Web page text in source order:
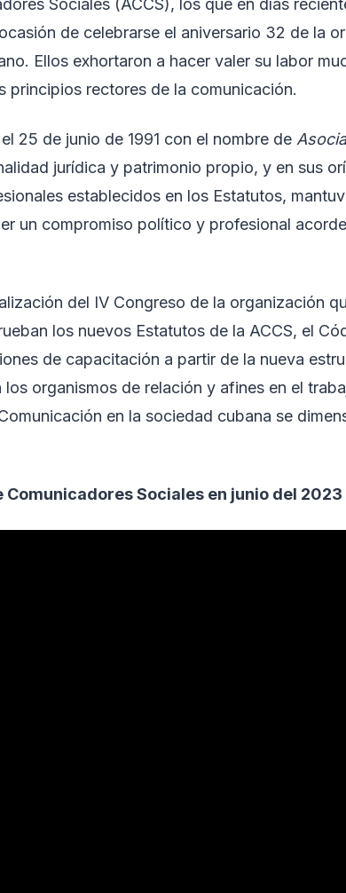
Sociales (ACCS), los que en días
de celebrarse el aniversario 32 de la
Ellos exhortaron a hacer valer su labor
principios rectores de la comunicación.
25 de junio de 1991 con el nombre de
jurídica y patrimonio propio, y en sus
establecidos en los Estatutos,
un compromiso político y profesional
del IV Congreso de la organización
los nuevos Estatutos de la ACCS, el
de capacitación a partir de la nueva
organismos de relación y afines en el
en la sociedad cubana se
Comunicadores Sociales en junio del 2023